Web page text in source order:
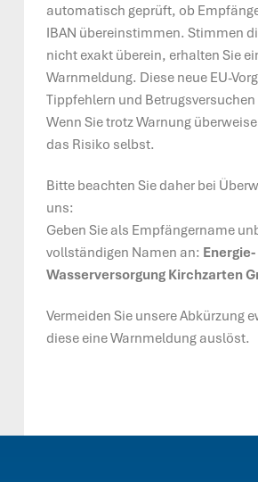
automatisch geprüft, ob
IBAN übereinstimmen. Stimmen
nicht exakt überein, erhalten Sie
Warnmeldung. Diese neue EU-
Tippfehlern und
Wenn Sie trotz Warnung
das Risiko selbst.
Bitte beachten Sie daher bei
uns:
Geben Sie als Empfängername
vollständigen Namen an:
Wasserversorgung Kirchzarten
Vermeiden Sie unsere Abkürzung
diese eine Warnmeldung auslöst.